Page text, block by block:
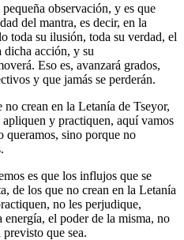
observación, y es que
del mantra, es decir, en la
toda su ilusión, toda su verdad, el
acción, y su
Eso es, avanzará grados,
y que jamás se perderán.
crean en la Letanía de Tseyor,
y practiquen, aquí vamos
queramos, sino porque no
es que los influjos que se
de los que no crean en la Letanía
no les perjudique,
energía, el poder de la misma, no
que sea.